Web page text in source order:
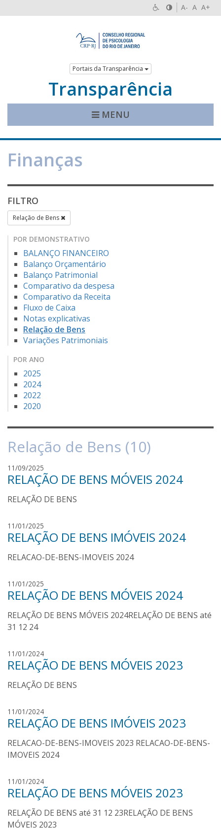
A- A A+
Portais da Transparência
Transparência
MENU
Finanças
FILTRO
Relação de Bens
POR DEMONSTRATIVO
BALANÇO FINANCEIRO
Balanço Orçamentário
Balanço Patrimonial
Comparativo da despesa
Comparativo da Receita
Fluxo de Caixa
Notas explicativas
Relação de Bens
Variações Patrimoniais
POR ANO
2025
2024
2022
2020
Relação de Bens (10)
11/09/2025
a
l
o
a
r
RELAÇÃO DE BENS MÓVEIS 2024
RELAÇÃO DE BENS
11/01/2025
a
l
o
a
r
RELAÇÃO DE BENS IMÓVEIS 2024
RELACAO-DE-BENS-IMOVEIS 2024
11/01/2025
a
l
a
r
e
RELAÇÃO DE BENS MÓVEIS 2024
RELAÇÃO DE BENS MÓVEIS 2024RELAÇÃO DE BENS até
31 12 24
11/01/2024p
a
l
o
a
r
e
RELAÇÃO DE BENS MÓVEIS 2023
RELAÇÃO DE BENS
11/01/2024p
a
l
o
a
r
e
s
RELAÇÃO DE BENS IMÓVEIS 2023
RELACAO-DE-BENS-IMOVEIS 2023 RELACAO-DE-BENS-
IMOVEIS 2024
11/01/2024p
a
l
o
RELAÇÃO DE BENS MÓVEIS 2023
RELAÇÃO DE BENS até 31 12 23RELAÇÃO DE BENS
MÓVEIS 2023